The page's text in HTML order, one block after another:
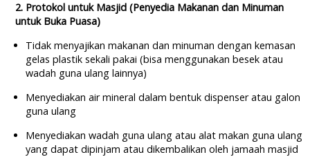
2. Protokol untuk Masjid (Penyedia Makanan dan Minuman
untuk Buka Puasa)
Tidak menyajikan makanan dan minuman dengan kemasan
gelas plastik sekali pakai (bisa menggunakan besek atau
wadah guna ulang lainnya)
Menyediakan air mineral dalam bentuk dispenser atau galon
guna ulang
Menyediakan wadah guna ulang atau alat makan guna ulang
yang dapat dipinjam atau dikembalikan oleh jamaah masjid